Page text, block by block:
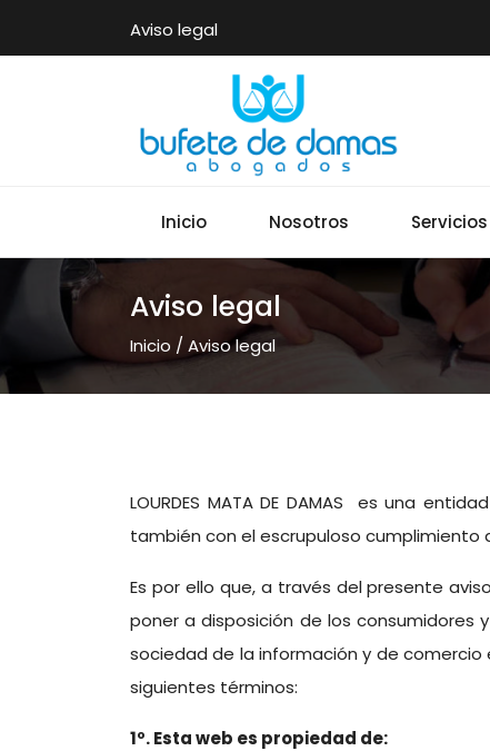
Aviso legal
Inicio Nosotros Servicios
Aviso legal
Inicio / Aviso legal
LOURDES MATA DE DAMAS es una
también con el escrupuloso
Es por ello que, a través del presente
poner a disposición de los consumidores
sociedad de la información y de
siguientes términos:
1º. Esta web es propiedad de: